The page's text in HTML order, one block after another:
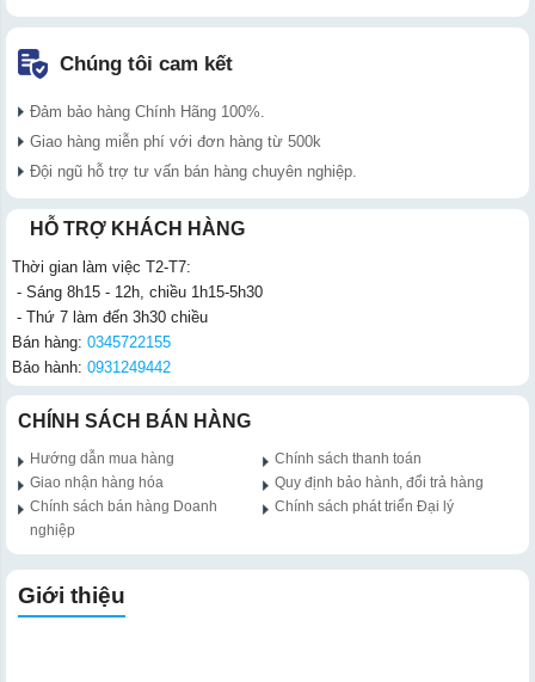
Chúng tôi cam kết
Đảm bảo hàng Chính Hãng 100%.
Giao hàng miễn phí với đơn hàng từ 500k
Đội ngũ hỗ trợ tư vấn bán hàng chuyên nghiệp.
HỖ TRỢ KHÁCH HÀNG
Thời gian làm việc T2-T7:
- Sáng 8h15 - 12h, chiều 1h15-5h30
- Thứ 7 làm đến 3h30 chiều
Bán hàng: 0345722155
Bảo hành: 0931249442
CHÍNH SÁCH BÁN HÀNG
Hướng dẫn mua hàng
Chính sách thanh toán
Giao nhận hàng hóa
Quy định bảo hành, đổi trả hàng
Chính sách bán hàng Doanh
nghiệp
Chính sách phát triển Đại lý
Giới thiệu